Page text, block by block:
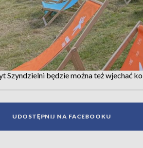
Szyndzielni będzie można też wjechać
UDOSTĘPNIJ NA FACEBOOKU